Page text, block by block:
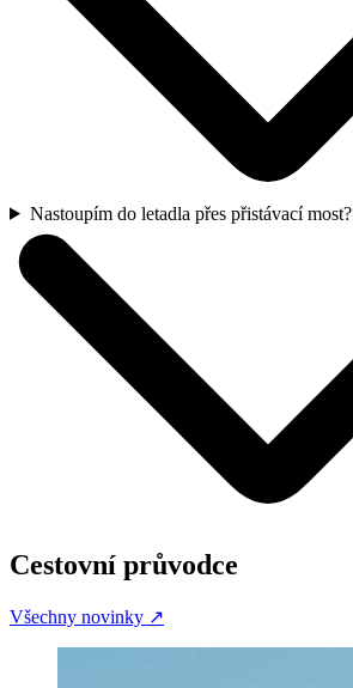
Nastoupím do letadla přes přistávací most?
Cestovní průvodce
Všechny novinky ↗